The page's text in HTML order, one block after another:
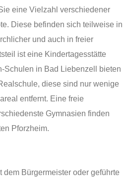
eine Vielzahl verschiedener
Diese befinden sich teilweise in
und auch in freier
ist eine Kindertagesstätte
Schulen in Bad Liebenzell bieten
diese sind nur wenige
entfernt. Eine freie
Gymnasien finden
Pforzheim.
dem Bürgermeister oder geführte